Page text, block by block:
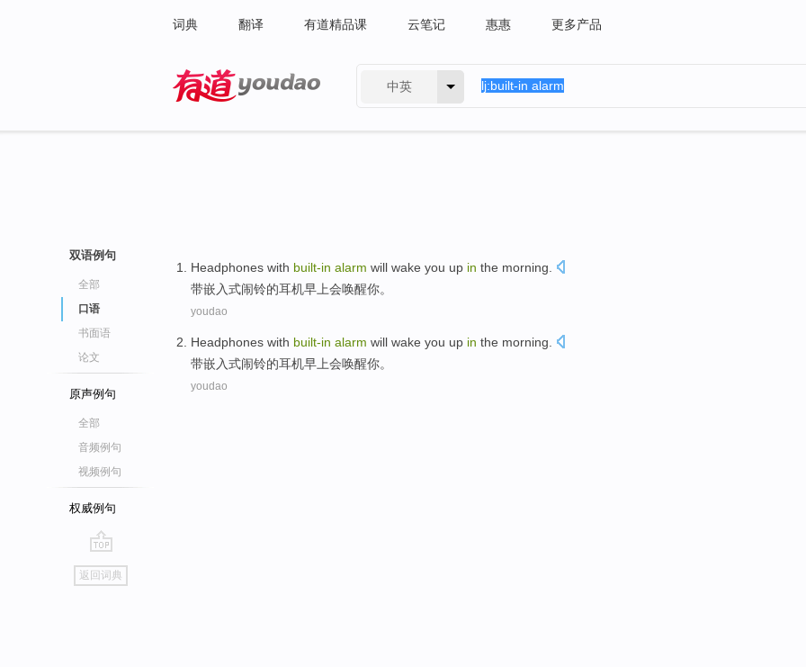
词典 翻译 有道精品课 云笔记 惠惠 更多产品
中英
双语例句
全部
口语
书面语
论文
原声例句
全部
音频例句
视频例句
权威例句
go
top
返回词典
Headphones with built-in alarm will wake you up in the morning
带嵌入式闹铃的耳机早上会唤醒你。
youdao
Headphones with built-in alarm will wake you up in the morning
带嵌入式闹铃的耳机早上会唤醒你。
youdao